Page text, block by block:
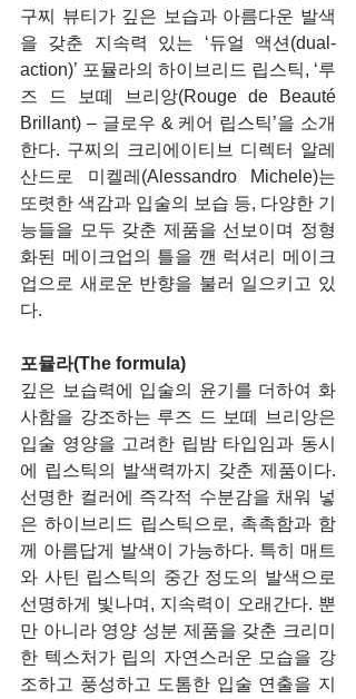
구찌 뷰티가 깊은 보습과 아름다운 발색
을 갖춘 지속력 있는 ‘듀얼 액션(dual-
action)’ 포뮬라의 하이브리드 립스틱, ‘루
즈 드 보떼 브리앙(Rouge de Beauté
Brillant) – 글로우 & 케어 립스틱’을 소개
한다. 구찌의 크리에이티브 디렉터 알레
산드로 미켈레(Alessandro Michele)는
또렷한 색감과 입술의 보습 등, 다양한 기
능들을 모두 갖춘 제품을 선보이며 정형
화된 메이크업의 틀을 깬 럭셔리 메이크
업으로 새로운 반향을 불러 일으키고 있
다.
포뮬라(The formula)
깊은 보습력에 입술의 윤기를 더하여 화
사함을 강조하는 루즈 드 보떼 브리앙은
입술 영양을 고려한 립밤 타입임과 동시
에 립스틱의 발색력까지 갖춘 제품이다.
선명한 컬러에 즉각적 수분감을 채워 넣
은 하이브리드 립스틱으로, 촉촉함과 함
께 아름답게 발색이 가능하다. 특히 매트
와 사틴 립스틱의 중간 정도의 발색으로
선명하게 빛나며, 지속력이 오래간다. 뿐
만 아니라 영양 성분 제품을 갖춘 크리미
한 텍스처가 립의 자연스러운 모습을 강
조하고 풍성하고 도톰한 입술 연출을 지